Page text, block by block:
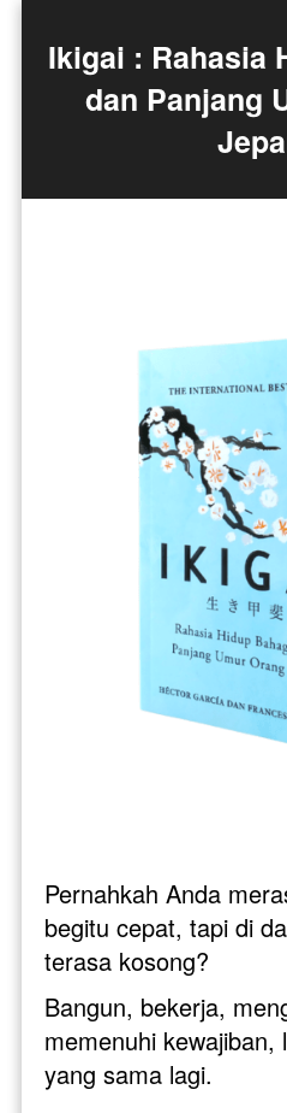
Ikigai : Rahasia
dan Panjang
Pernahkah Anda
begitu cepat, tapi di
terasa kosong?
Bangun, bekerja,
memenuhi kewajiban,
yang sama lagi.